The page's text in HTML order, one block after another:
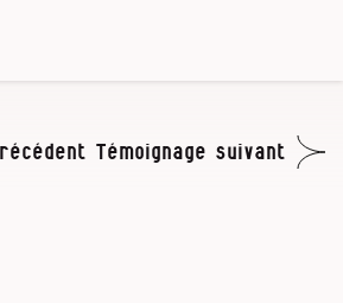
Témoignage suivant